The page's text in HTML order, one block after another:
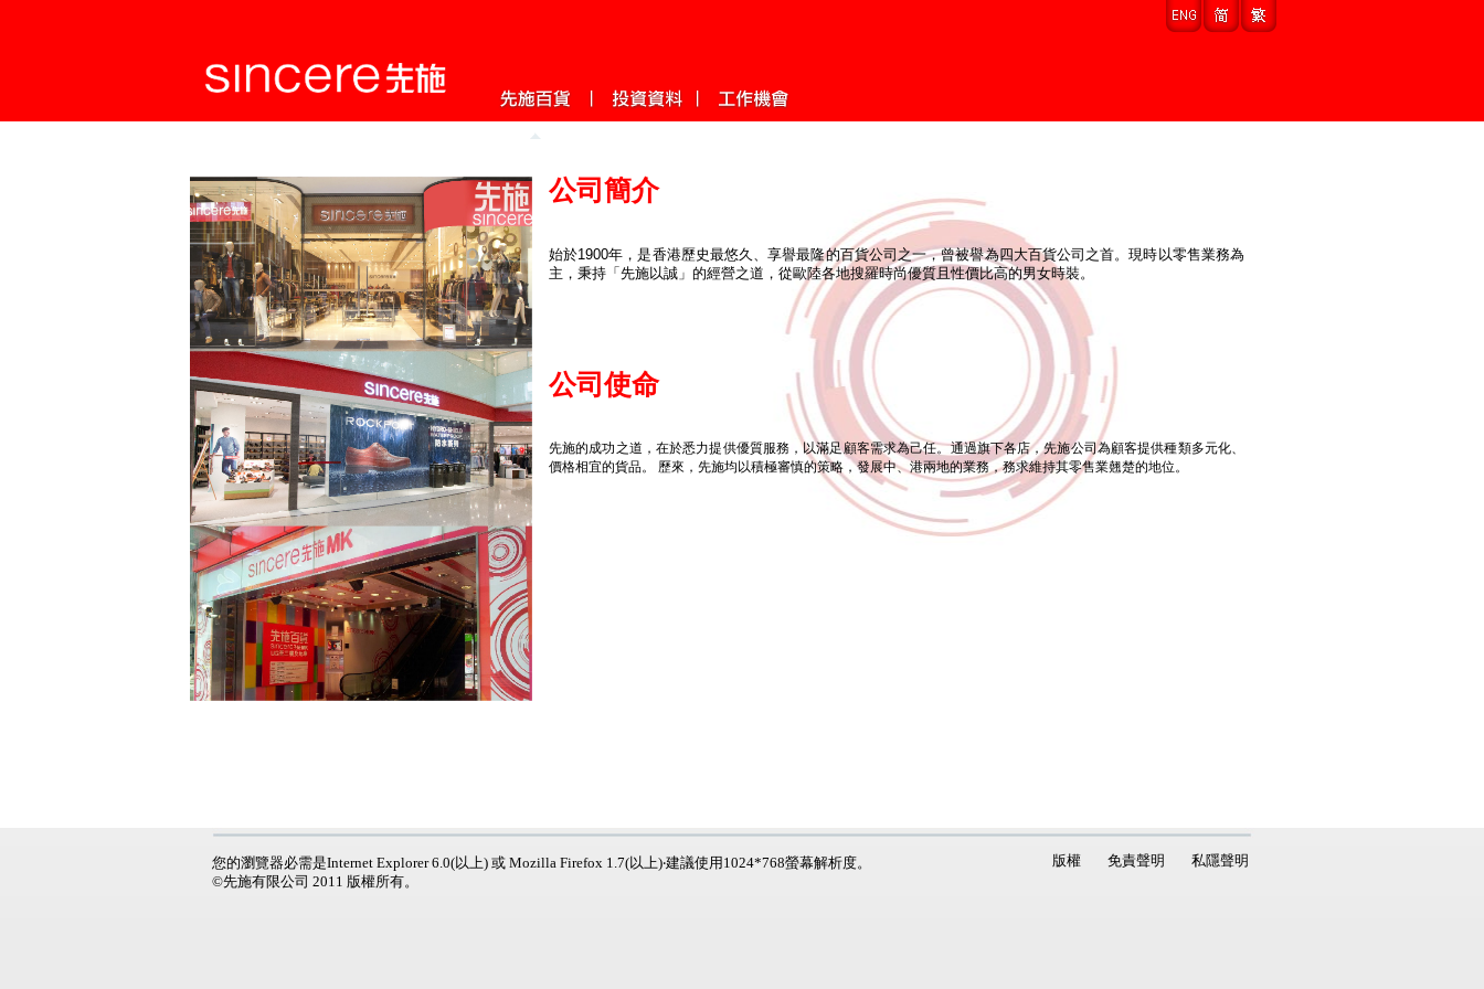
公司簡介
始於1900年，是香港歷史最悠久、享譽最隆的百貨公司之一，曾被譽為四大百貨公司之首。現時以零售業務為
主，秉持「先施以誠」的經營之道，從歐陸各地搜羅時尚優質且性價比高的男女時裝。
公司使命
先施的成功之道，在於悉力提供優質服務，以滿足顧客需求為己任。通過旗下各店，先施公司為顧客提供種類多元化、
價格相宜的貨品。 歷來，先施均以積極審慎的策略，發展中、港兩地的業務，務求維持其零售業翹楚的地位。
您的瀏覽器必需是Internet Explorer 6.0(以上) 或 Mozilla Firefox 1.7(以上)‧建議使用1024*768螢幕解析度。
©先施有限公司 2011 版權所有。
私隱聲明
免責聲明
版權